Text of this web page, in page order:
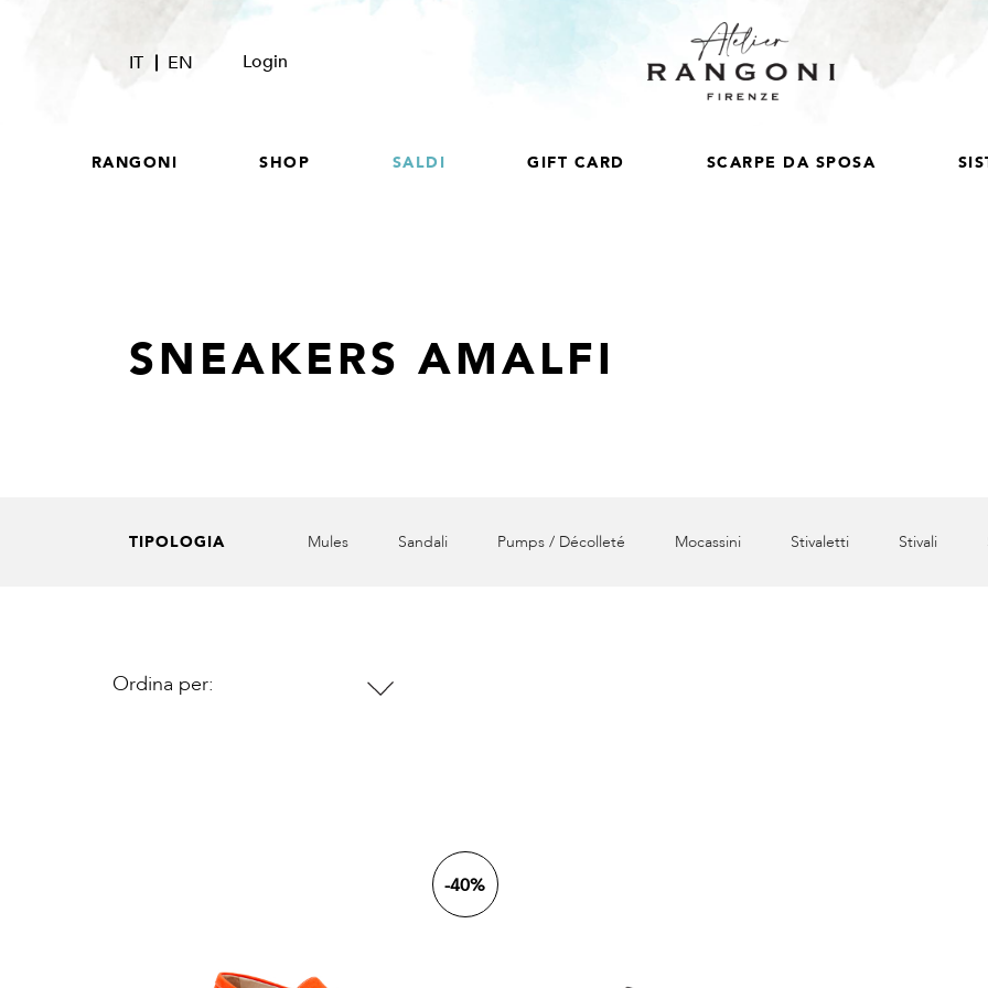
IT EN Login
RANGONI SHOP SALDI GIFT CARD SCARPE DA SPOSA
SNEAKERS AMALFI
TIPOLOGIA
Scarpe sposa Mules Sandali Pumps / Décolleté Mocassini Stivaletti Stivali
Ordina per: 
-40%